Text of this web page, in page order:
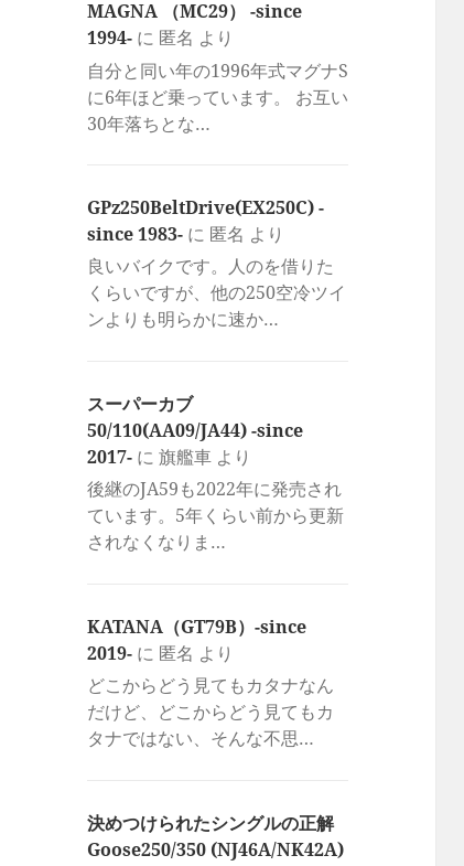
MAGNA （MC29） -since
1994- に 匿名 より
自分と同い年の1996年式マグナS
に6年ほど乗っています。 お互い
30年落ちとな…
GPz250BeltDrive(EX250C) -
since 1983- に 匿名 より
良いバイクです。人のを借りた
くらいですが、他の250空冷ツイ
ンよりも明らかに速か…
スーパーカブ
50/110(AA09/JA44) -since
2017- に旗艦車 より
後継のJA59も2022年に発売され
ています。5年くらい前から更新
されなくなりま…
KATANA（GT79B）-since
2019- に 匿名 より
どこからどう見てもカタナなん
だけど、どこからどう見てもカ
タナではない、そんな不思…
決めつけられたシングルの正解
Goose250/350 (NJ46A/NK42A)